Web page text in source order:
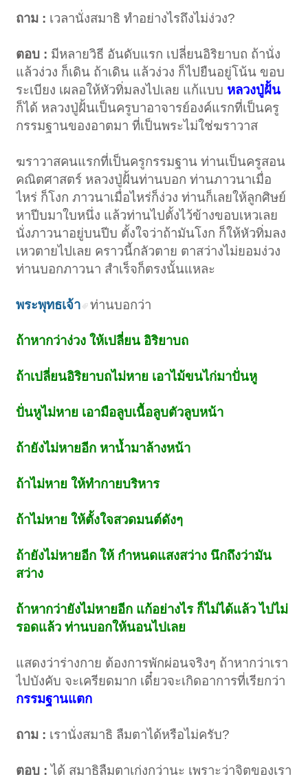
ถาม : เวลานั่งสมาธิ ทำอย่างไรถึงไม่ง่วง?
ตอบ : มีหลายวิธี อันดับแรก เปลี่ยนอิริยาบถ ถ้านั่ง
แล้วง่วง ก็เดิน ถ้าเดิน แล้วง่วง ก็ไปยืนอยู่โน้น ขอบ
ระเบียง เผลอให้หัวทิ่มลงไปเลย แก้แบบ หลวงปู่ฝั้น
ก็ได้ หลวงปู่ฝั้นเป็นครูบาอาจารย์องค์แรกที่เป็นครู
กรรมฐานของอาตมา ที่เป็นพระไม่ใช่ฆราวาส
ฆราวาสคนแรกที่เป็นครูกรรมฐาน ท่านเป็นครูสอน
คณิตศาสตร์ หลวงปู่ฝั้นท่านบอก ท่านภาวนาเมื่อ
ไหร่ ก็โงก ภาวนาเมื่อไหร่ก็ง่วง ท่านก็เลยให้ลูกศิษย์
หาปีบมาใบหนึ่ง แล้วท่านไปตั้งไว้ข้างขอบเหวเลย
นั่งภาวนาอยู่บนปีบ ตั้งใจว่าถ้ามันโงก ก็ให้หัวทิ่มลง
เหวตายไปเลย คราวนี้กลัวตาย ตาสว่างไม่ยอมง่วง
ท่านบอกภาวนา สำเร็จก็ตรงนั้นแหละ
พระพุทธเจ้า ท่านบอกว่า
ถ้าหากว่าง่วง ให้เปลี่ยน อิริยาบถ
ถ้าเปลี่ยนอิริยาบถไม่หาย เอาไม้ขนไก่มาปั่นหู
ปั่นหูไม่หาย เอามือลูบเนื้อลูบตัวลูบหน้า
ถ้ายังไม่หายอีก หาน้ำมาล้างหน้า
ถ้าไม่หาย ให้ทำกายบริหาร
ถ้าไม่หาย ให้ตั้งใจสวดมนต์ดังๆ
ถ้ายังไม่หายอีก ให้ กำหนดแสงสว่าง นึกถึงว่ามัน
สว่าง
ถ้าหากว่ายังไม่หายอีก แก้อย่างไร ก็ไม่ได้แล้ว ไปไม่
รอดแล้ว ท่านบอกให้นอนไปเลย
แสดงว่าร่างกาย ต้องการพักผ่อนจริงๆ ถ้าหากว่าเรา
ไปบังคับ จะเครียดมาก เดี๋ยวจะเกิดอาการที่เรียกว่า
กรรมฐานแตก
ถาม : เรานั่งสมาธิ ลืมตาได้หรือไม่ครับ?
ตอบ : ได้ สมาธิลืมตาเก่งกว่านะ เพราะว่าจิตของเรา